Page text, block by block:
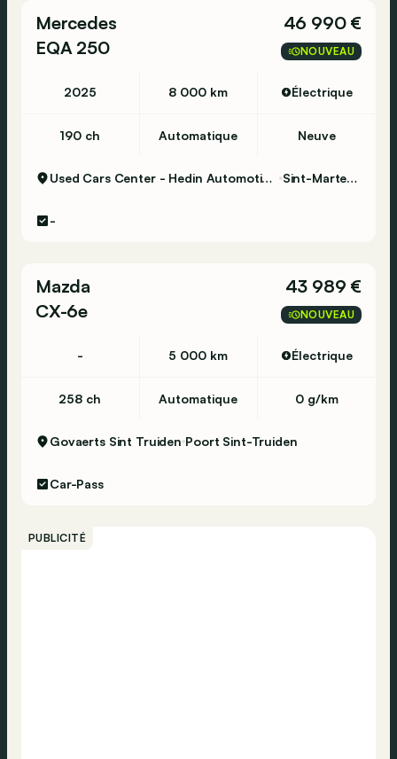
Mercedes
EQA 250
46 990 €
NOUVEAU
2025 8 000 km Électrique
190 ch Automatique Neuve
Used Cars Center - Hedin Automotive Sint-Martens-Latem Sint-Martens-Latem
-
Mazda
CX-6e
43 989 €
NOUVEAU
- 5 000 km Électrique
258 ch Automatique 0 g/km
Govaerts Sint Truiden Poort Sint-Truiden
Car-Pass
PUBLICITÉ